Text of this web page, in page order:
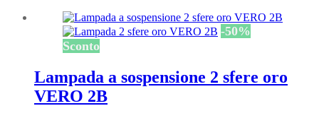
-50%
Sconto
Lampada a sospensione 2 sfere oro
VERO 2B